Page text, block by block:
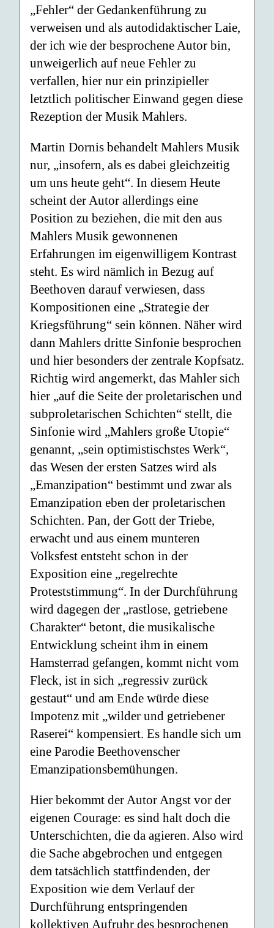
„Fehler“ der Gedankenführung zu
verweisen und als autodidaktischer Laie,
der ich wie der besprochene Autor bin,
unweigerlich auf neue Fehler zu
verfallen, hier nur ein prinzipieller
letztlich politischer Einwand gegen diese
Rezeption der Musik Mahlers.
Martin Dornis behandelt Mahlers Musik
nur, „insofern, als es dabei gleichzeitig
um uns heute geht“. In diesem Heute
scheint der Autor allerdings eine
Position zu beziehen, die mit den aus
Mahlers Musik gewonnenen
Erfahrungen im eigenwilligem Kontrast
steht. Es wird nämlich in Bezug auf
Beethoven darauf verwiesen, dass
Kompositionen eine „Strategie der
Kriegsführung“ sein können. Näher wird
dann Mahlers dritte Sinfonie besprochen
und hier besonders der zentrale Kopfsatz.
Richtig wird angemerkt, das Mahler sich
hier „auf die Seite der proletarischen und
subproletarischen Schichten“ stellt, die
Sinfonie wird „Mahlers große Utopie“
genannt, „sein optimistischstes Werk“,
das Wesen der ersten Satzes wird als
„Emanzipation“ bestimmt und zwar als
Emanzipation eben der proletarischen
Schichten. Pan, der Gott der Triebe,
erwacht und aus einem munteren
Volksfest entsteht schon in der
Exposition eine „regelrechte
Proteststimmung“. In der Durchführung
wird dagegen der „rastlose, getriebene
Charakter“ betont, die musikalische
Entwicklung scheint ihm in einem
Hamsterrad gefangen, kommt nicht vom
Fleck, ist in sich „regressiv zurück
gestaut“ und am Ende würde diese
Impotenz mit „wilder und getriebener
Raserei“ kompensiert. Es handle sich um
eine Parodie Beethovenscher
Emanzipationsbemühungen.
Hier bekommt der Autor Angst vor der
eigenen Courage: es sind halt doch die
Unterschichten, die da agieren. Also wird
die Sache abgebrochen und entgegen
dem tatsächlich stattfindenden, der
Exposition wie dem Verlauf der
Durchführung entspringenden
kollektiven Aufruhr des besprochenen